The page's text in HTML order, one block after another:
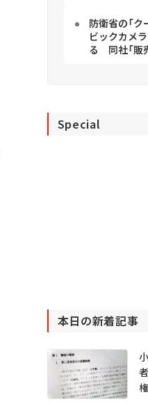
防衛省の「
ビックカメ
る 同社「販
Special
本日の新着記事